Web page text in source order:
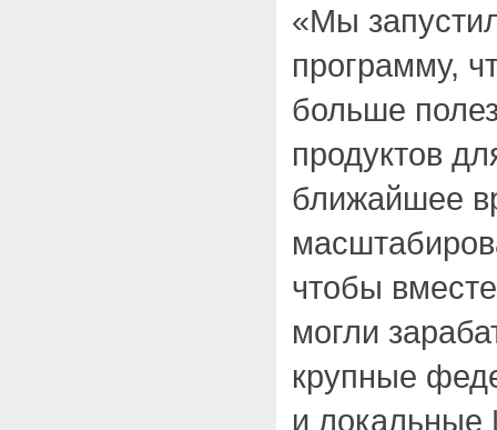
«Мы
программу,
больше
продуктов
ближайшее
чтобы
могли
крупные
и локальные